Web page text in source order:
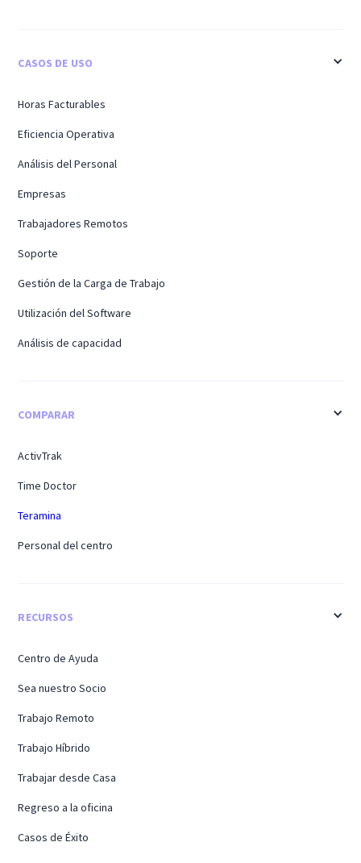
CASOS DE USO
Horas Facturables
Eficiencia Operativa
Análisis del Personal
Empresas
Trabajadores Remotos
Soporte
Gestión de la Carga de Trabajo
Utilización del Software
Análisis de capacidad
COMPARAR
ActivTrak
Time Doctor
Teramina
Personal del centro
RECURSOS
Centro de Ayuda
Sea nuestro Socio
Trabajo Remoto
Trabajo Híbrido
Trabajar desde Casa
Regreso a la oficina
Casos de Éxito